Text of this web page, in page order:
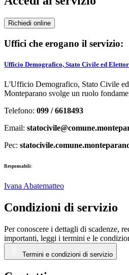
Richiedi online
Uffici che erogano il servizio:
Ufficio Demografico, Stato Civile ed
L'Ufficio Demografico, Stato Civile
Monteparano svolge un ruolo
Telefono: 099 / 6618493
Email:
Pec:
Responsabili:
Ivana Abatematteo
Condizioni di servizio
Per conoscere i dettagli di scadenze,
importanti, leggi i termini e le
Termini e condizioni di servizio